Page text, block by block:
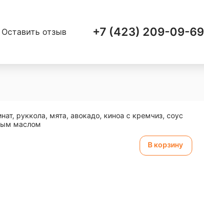
Оставить отзыв +7 (423) 209-09-69
руккола, мята, авокадо, киноа с кремчиз, соус
маслом
В корзину